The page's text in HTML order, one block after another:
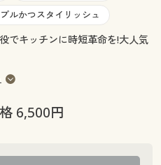
ルかつスタイリッシュ
でキッチンに時短革命を!大人気
6,500円